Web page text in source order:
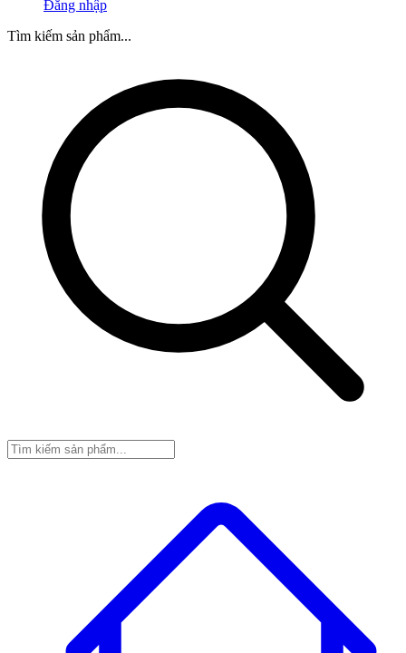
Đăng nhập
Tìm kiếm sản phẩm...